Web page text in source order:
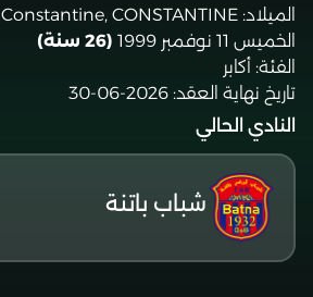
الميلاد: Constantine, CONSTANTINE
الخميس 11 نوفمبر 1999
(26 سنة)
الفئة: أكابر
تاريخ نهاية العقد: 2026-06-30
النادي الحالي
شباب باتنة